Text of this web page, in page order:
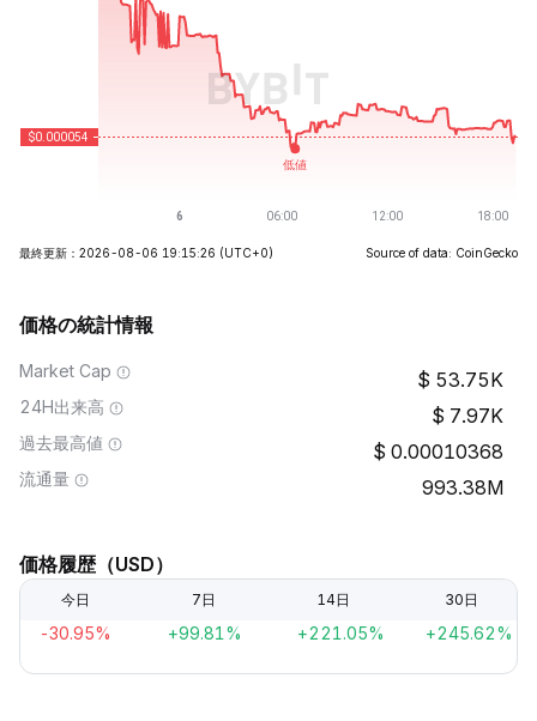
最終更新：2026-08-06 19:15:26 (UTC+0) Source of data: CoinGecko
価格の統計情報
Market Cap 53.75K
24H出来高 7.97K
過去最高値 0.00010368
流通量 993.38M
価格履歴（USD）
今日 7日 14日 30日
-30.95% +99.81% +221.05% +245.62%